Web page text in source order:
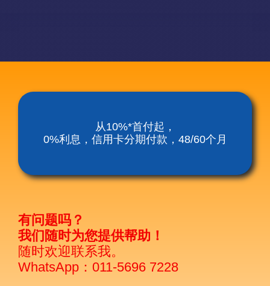
从10%*首付起，
0%利息，信用卡分期付款，48/60个月
有问题吗？
我们随时为您提供帮助！
随时欢迎联系我。
WhatsApp：011-5696 7228